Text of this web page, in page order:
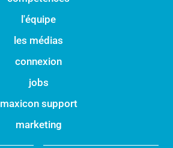
l'équipe
les médias
connexion
jobs
maxicon support
marketing